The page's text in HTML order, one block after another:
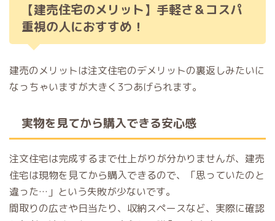
【建売住宅のメリット】手軽さ＆コスパ
重視の人におすすめ！
建売のメリットは注文住宅のデメリットの裏返しみたいに
なっちゃいますが大きく3つあげられます。
実物を見てから購入できる安心感
注文住宅は完成するまで仕上がりが分かりませんが、建売
住宅は現物を見てから購入できるので、「思っていたのと
違った…」という失敗が少ないです。
間取りの広さや日当たり、収納スペースなど、実際に確認